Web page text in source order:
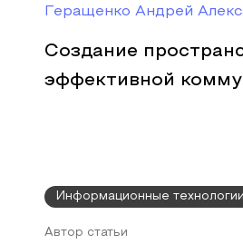
Геращенко Андрей
Создание
эффективной
Информационные технологии
Автор статьи